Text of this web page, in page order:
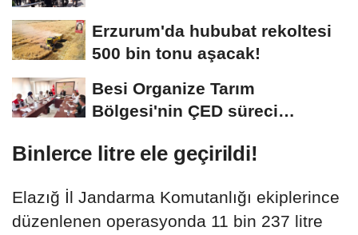
Erzurum'da hububat rekoltesi
500 bin tonu aşacak!
Besi Organize Tarım
Bölgesi'nin ÇED süreci
Binlerce litre ele geçirildi!
Elazığ İl Jandarma Komutanlığı ekiplerince
düzenlenen operasyonda 11 bin 237 litre